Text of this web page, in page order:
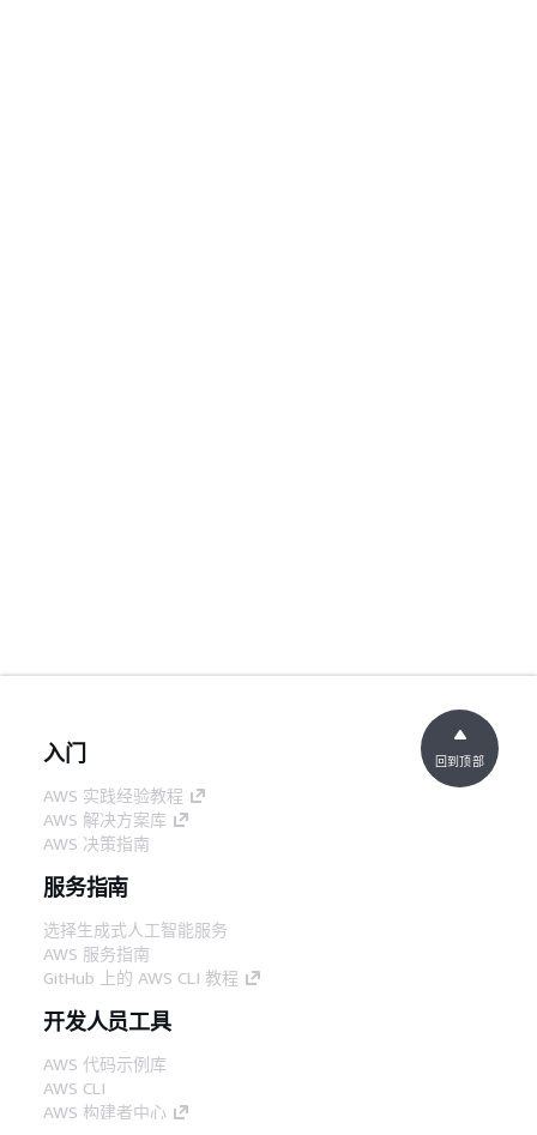
入门
AWS 实践经验教程
AWS 解决方案库
AWS 决策指南
服务指南
选择生成式人工智能服务
AWS 服务指南
GitHub 上的 AWS CLI 教程
开发人员工具
AWS 代码示例库
AWS CLI
AWS 构建者中心
回到顶部